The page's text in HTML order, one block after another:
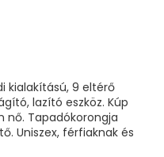
kialakítású, 9 eltérő
lazító eszköz. Kúp
Tapadókorongja
Uniszex, férfiaknak és